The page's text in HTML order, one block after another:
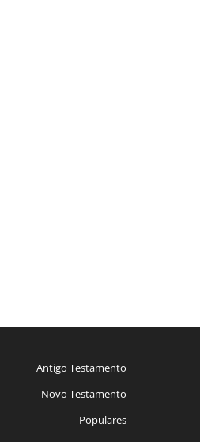
Antigo Testamento
Novo Testamento
Populares